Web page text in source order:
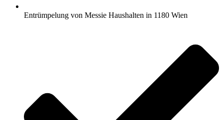
Entrümpelung von Messie Haushalten in 1180 Wien